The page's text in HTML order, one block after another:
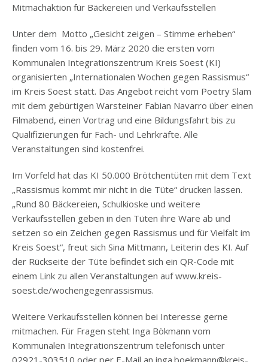
Mitmachaktion für Bäckereien und Verkaufsstellen
Unter dem Motto „Gesicht zeigen – Stimme erheben“
finden vom 16. bis 29. März 2020 die ersten vom
Kommunalen Integrationszentrum Kreis Soest (KI)
organisierten „Internationalen Wochen gegen Rassismus“
im Kreis Soest statt. Das Angebot reicht vom Poetry Slam
mit dem gebürtigen Warsteiner Fabian Navarro über einen
Filmabend, einen Vortrag und eine Bildungsfahrt bis zu
Qualifizierungen für Fach- und Lehrkräfte. Alle
Veranstaltungen sind kostenfrei.
Im Vorfeld hat das KI 50.000 Brötchentüten mit dem Text
„Rassismus kommt mir nicht in die Tüte“ drucken lassen.
„Rund 80 Bäckereien, Schulkioske und weitere
Verkaufsstellen geben in den Tüten ihre Ware ab und
setzen so ein Zeichen gegen Rassismus und für Vielfalt im
Kreis Soest“, freut sich Sina Mittmann, Leiterin des KI. Auf
der Rückseite der Tüte befindet sich ein QR-Code mit
einem Link zu allen Veranstaltungen auf www.kreis-
soest.de/wochengegenrassismus.
Weitere Verkaufsstellen können bei Interesse gerne
mitmachen. Für Fragen steht Inga Bökmann vom
Kommunalen Integrationszentrum telefonisch unter